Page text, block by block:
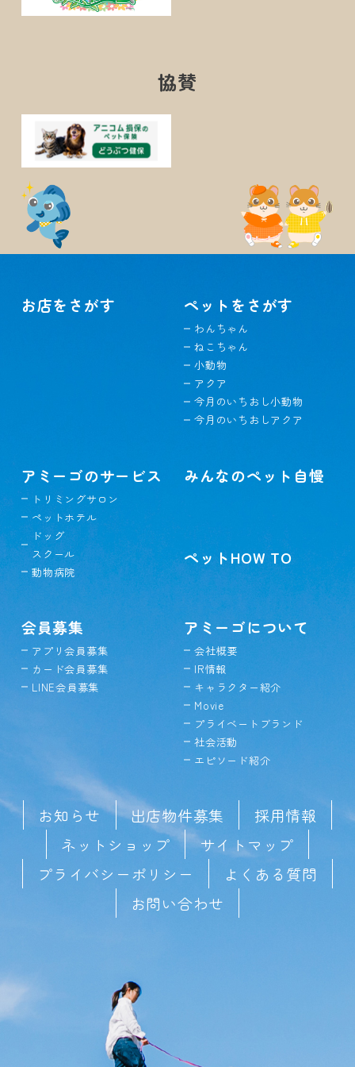
協賛
お店をさがす ペットをさがす
わんちゃん
ねこちゃん
小動物
アクア
今月のいちおし小動物
今月のいちおしアクア
アミーゴのサービス
トリミングサロン
ペットホテル
ドッグ
スクール
動物病院
みんなのペット自慢
ペットHOW TO
会員募集
アプリ会員募集
カード会員募集
LINE会員募集
アミーゴについて
会社概要
IR情報
キャラクター紹介
Movie
プライベートブランド
社会活動
エピソード紹介
お知らせ 出店物件募集
採用情報
ネットショップ
サイトマップ
プライバシーポリシー
よくある質問
お問い合わせ